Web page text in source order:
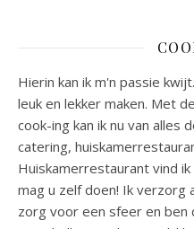
Hierin kan ik m'n passie
leuk en lekker maken. Met
cook-ing kan ik nu van alles
catering,
Huiskamerrestaurant vind
mag u zelf doen! Ik verzorg
zorg voor een sfeer en ben